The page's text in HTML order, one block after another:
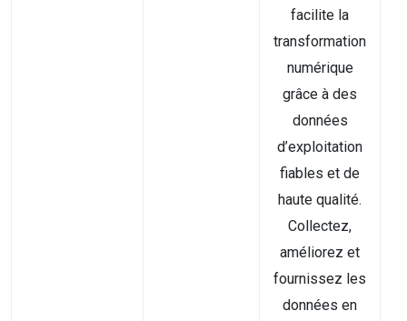
facilite la
transformation
numérique
grâce à des
données
d’exploitation
fiables et de
haute qualité.
Collectez,
améliorez et
fournissez les
données en